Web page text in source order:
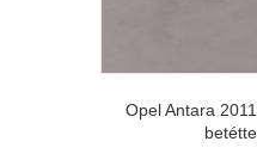
Opel Antara